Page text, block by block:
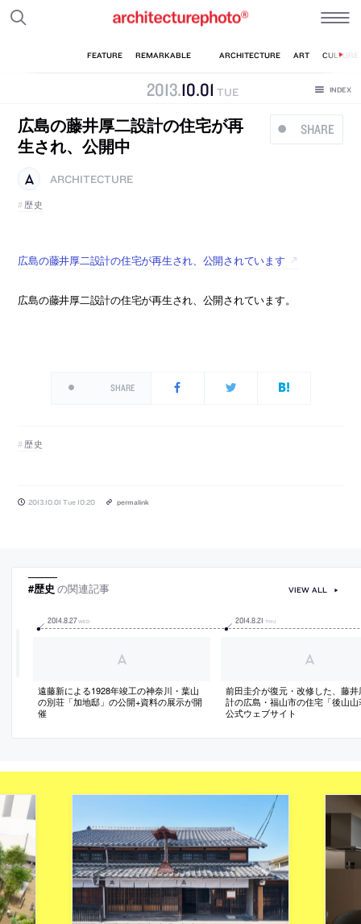
2013.10.01 TUE
SHARE
広島の藤井厚二設計の住宅が再
生され、公開中
ARCHITECTURE
歴史
広島の藤井厚二設計の住宅が再生され、公開されています
広島の藤井厚二設計の住宅が再生され、公開されています。
SHARE
歴史
2013.10.01 Tue 10:20 permalink
#歴史 の関連記事
2014.8.27 WED
遠藤新による1928年竣工の神奈川・葉山
の別荘「加地邸」の公開+資料の展示が開
催
2014.8.21 THU
前田圭介が復元・改修した、藤井
計の広島・福山市の住宅「後山山
公式ウェブサイト
VIEW ALL